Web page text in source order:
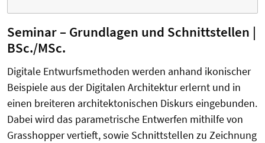
Seminar – Grundlagen und Schnittstellen |
BSc./MSc.
Digitale Entwurfsmethoden werden anhand ikonischer
Beispiele aus der Digitalen Architektur erlernt und in
einen breiteren architektonischen Diskurs eingebunden.
Dabei wird das parametrische Entwerfen mithilfe von
Grasshopper vertieft, sowie Schnittstellen zu Zeichnung